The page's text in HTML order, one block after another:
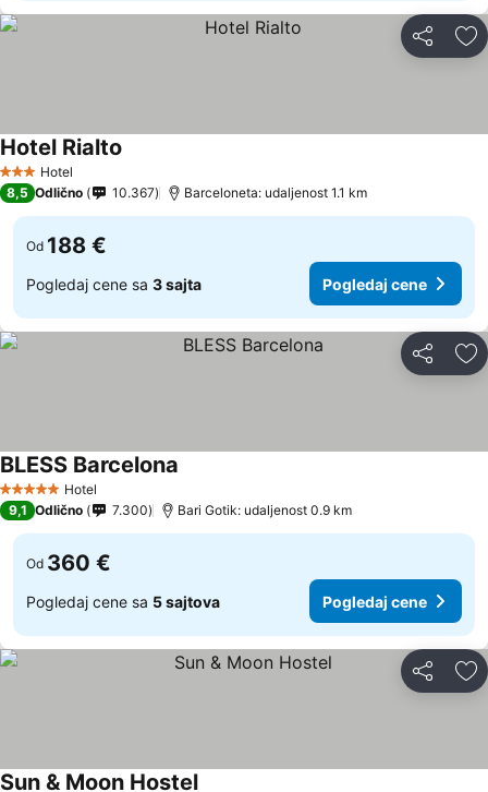
Deli
3 Zvezdice
Hotel
Hotel Rialto
8,5 Odlično 10.367 Barceloneta: udaljenost 1.1 km
Od 188 €
Pogledaj cene sa 3 sajta Pogledaj cene
Deli
5 ZvezdiceHotel
BLESS Barcelona
9,1 Odlično 7.300 Bari Gotik: udaljenost 0.9 km
Od 360 €
Pogledaj cene sa 5 sajtova Pogledaj cene
Deli
Sun & Moon Hostel